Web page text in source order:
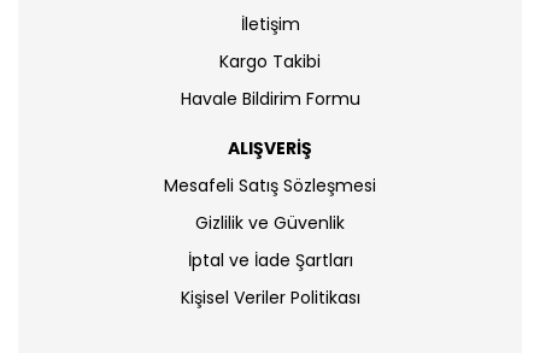
İletişim
Kargo Takibi
Havale Bildirim Formu
ALIŞVERİŞ
Mesafeli Satış Sözleşmesi
Gizlilik ve Güvenlik
İptal ve İade Şartları
Kişisel Veriler Politikası